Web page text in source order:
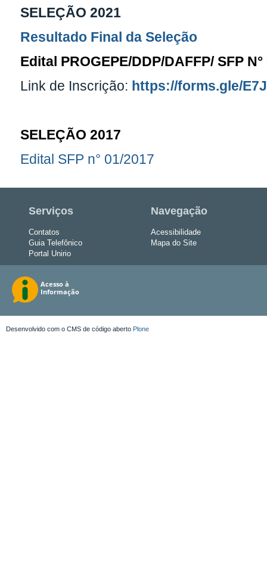
SELEÇÃO 2021
Resultado Final da Seleção
Edital PROGEPE/DDP/DAFFP/ SFP
Link de Inscrição: https://forms.gle/
SELEÇÃO 2017
Edital SFP n° 01/2017
Serviços
Contatos
Guia Telefônico
Portal Unirio
Navegação
Acessibilidade
Mapa do Site
Desenvolvido com o CMS de código aberto Plone